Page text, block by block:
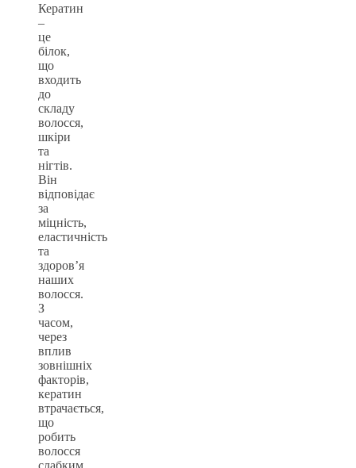
Кератин
–
це
білок,
що
входить
до
складу
волосся,
шкіри
та
нігтів.
Він
відповідає
за
міцність,
еластичність
та
здоров’я
наших
волосся.
З
часом,
через
вплив
зовнішніх
факторів,
кератин
втрачається,
що
робить
волосся
слабким,